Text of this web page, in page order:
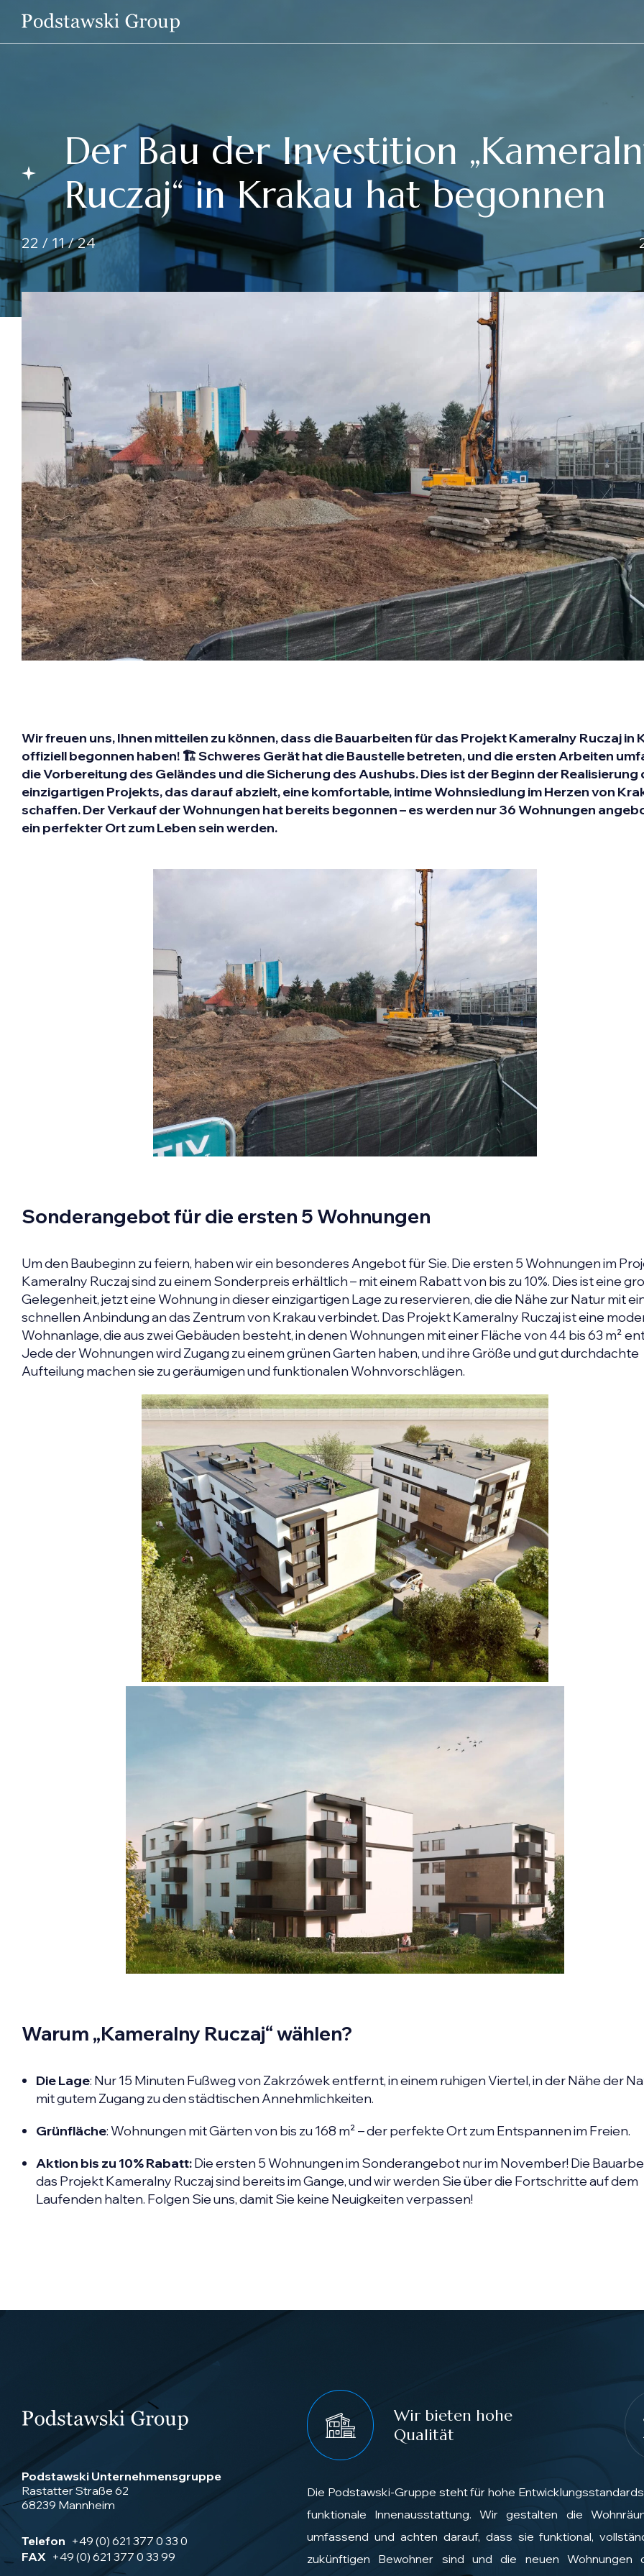
Der Bau der Investition
Ruczaj“ in Krakau hat begonnen
22 / 11 / 24
Wir freuen uns, Ihnen mitteilen zu können, dass die Bauarbeiten für das Projekt Kameralny Ruczaj in
offiziell begonnen haben! 🏗️ Schweres Gerät hat die Baustelle betreten, und die ersten Arbeiten
die Vorbereitung des Geländes und die Sicherung des Aushubs. Dies ist der Beginn der Realisierung
einzigartigen Projekts, das darauf abzielt, eine komfortable, intime Wohnsiedlung im Herzen von
schaffen. Der Verkauf der Wohnungen hat bereits begonnen – es werden nur 36 Wohnungen
ein perfekter Ort zum Leben sein werden.
Sonderangebot für die ersten 5 Wohnungen
Um den Baubeginn zu feiern, haben wir ein besonderes Angebot für Sie. Die ersten 5 Wohnungen im
Kameralny Ruczaj sind zu einem Sonderpreis erhältlich – mit einem Rabatt von bis zu 10%. Dies ist eine
Gelegenheit, jetzt eine Wohnung in dieser einzigartigen Lage zu reservieren, die die Nähe zur Natur mit
schnellen Anbindung an das Zentrum von Krakau verbindet. Das Projekt Kameralny Ruczaj ist eine
Wohnanlage, die aus zwei Gebäuden besteht, in denen Wohnungen mit einer Fläche von 44 bis 63 m²
Jede der Wohnungen wird Zugang zu einem grünen Garten haben, und ihre Größe und gut durchdachte
Aufteilung machen sie zu geräumigen und funktionalen Wohnvorschlägen.
Warum „Kameralny Ruczaj“ wählen?
Die Lage: Nur 15 Minuten Fußweg von Zakrzówek entfernt, in einem ruhigen Viertel, in der Nähe der
mit gutem Zugang zu den städtischen Annehmlichkeiten.
Grünfläche: Wohnungen mit Gärten von bis zu 168 m² – der perfekte Ort zum Entspannen im Freien.
Aktion bis zu 10% Rabatt:Die ersten 5 Wohnungen im Sonderangebot nur im November! Die
das Projekt Kameralny Ruczaj sind bereits im Gange, und wir werden Sie über die Fortschritte auf dem
Laufenden halten. Folgen Sie uns, damit Sie keine Neuigkeiten verpassen!
Podstawski Unternehmensgruppe
Rastatter Straße 62
68239 Mannheim
Telefon +49 (0) 621 377 0 33 0
FAX +49 (0) 621 377 0 33 99
Wir bieten hohe
Qualität
Die Podstawski-Gruppe steht für hohe
funktionale Innenausstattung. Wir gestalten die
umfassend und achten darauf, dass sie funktional,
zukünftigen Bewohner sind und die neuen Wohnungen